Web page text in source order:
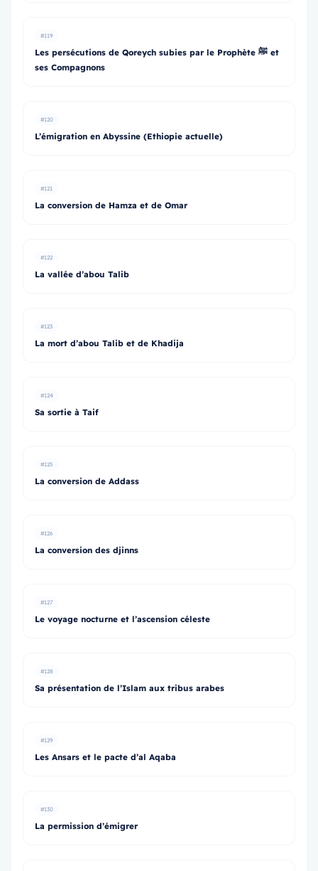
#119
Les persécutions de Qoreych subies par le Prophète ﷺ et
ses Compagnons
#120
L’émigration en Abyssine (Ethiopie actuelle)
#121
La conversion de Hamza et de Omar
#122
La vallée d’abou Talib
#123
La mort d’abou Talib et de Khadija
#124
Sa sortie à Taif
#125
La conversion de Addass
#126
La conversion des djinns
#127
Le voyage nocturne et l’ascension céleste
#128
Sa présentation de l’Islam aux tribus arabes
#129
Les Ansars et le pacte d’al Aqaba
#130
La permission d’émigrer